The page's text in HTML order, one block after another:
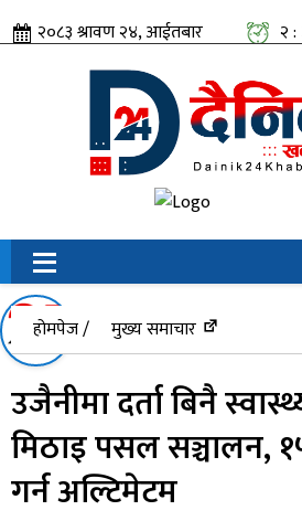
२०८३ श्रावण २४, आईतबार
२
होमपेज / मुख्य समाचार
उजैनीमा दर्ता बिनै
मिठाइ पसल सञ्चालन, १५
गर्न अल्टिमेटम